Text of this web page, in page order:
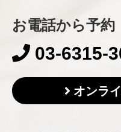
お電話から予約
03-6315-
オンラ